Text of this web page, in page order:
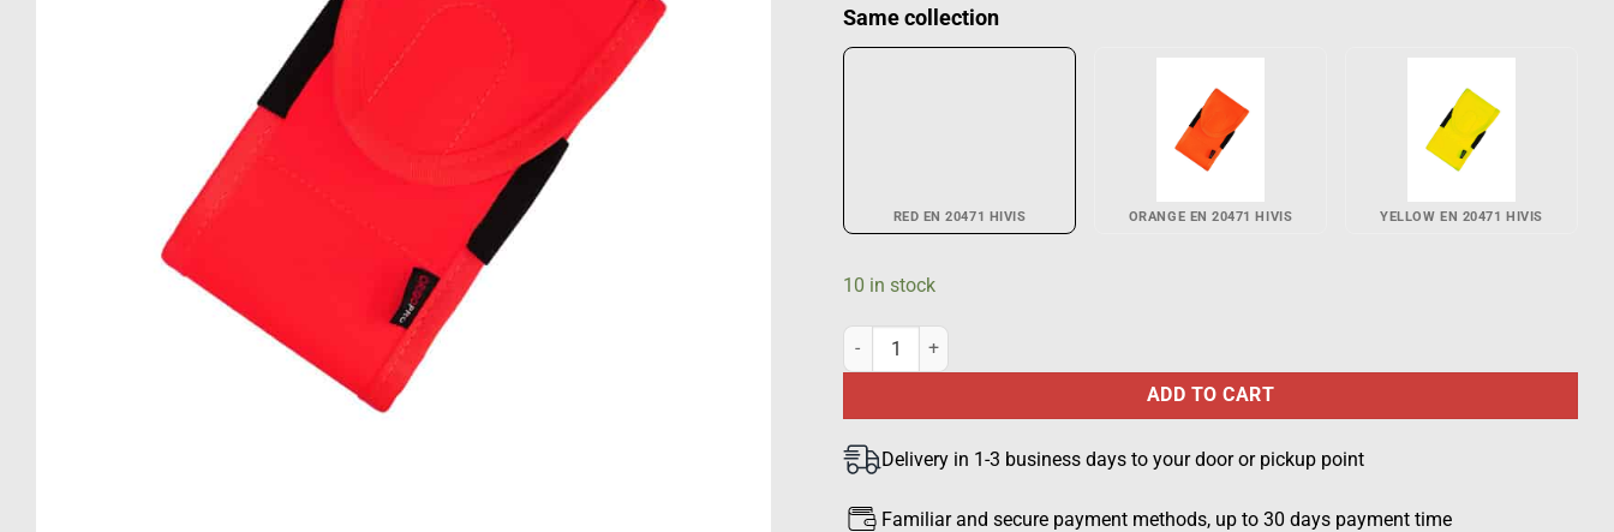
Same collection
RED EN 20471 HIVIS ORANGE EN 20471 HIVIS YELLOW EN 20471 HIVIS
10 in stock
Cell phone pouch with MOLLE fastening, EN 20471 HiVis Red quantity
ADD TO CART
Delivery in 1-3 business days to your door or pickup point
Familiar and secure payment methods, up to 30 days payment time